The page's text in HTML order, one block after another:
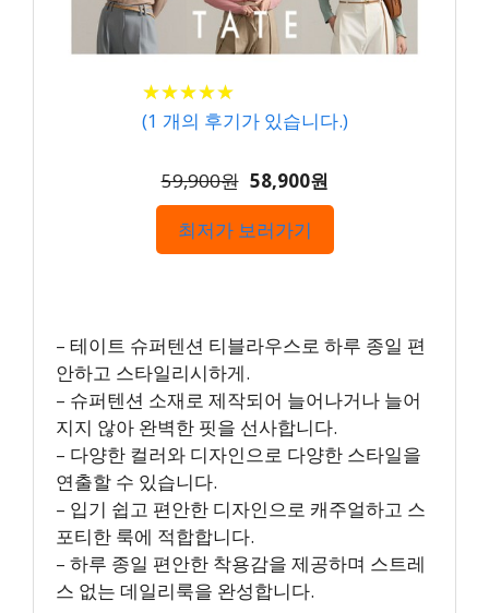
★★★★★
★★★★★
(1 개의 후기가 있습니다.)
59,900원 58,900원
최저가 보러가기
– 테이트 슈퍼텐션 티블라우스로 하루 종일 편
안하고 스타일리시하게.
– 슈퍼텐션 소재로 제작되어 늘어나거나 늘어
지지 않아 완벽한 핏을 선사합니다.
– 다양한 컬러와 디자인으로 다양한 스타일을
연출할 수 있습니다.
– 입기 쉽고 편안한 디자인으로 캐주얼하고 스
포티한 룩에 적합합니다.
– 하루 종일 편안한 착용감을 제공하며 스트레
스 없는 데일리룩을 완성합니다.